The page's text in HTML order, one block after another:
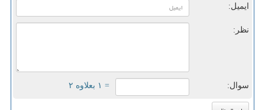
ایمیل:
نظر:
سوال: = ۱ بعلاوه ۲